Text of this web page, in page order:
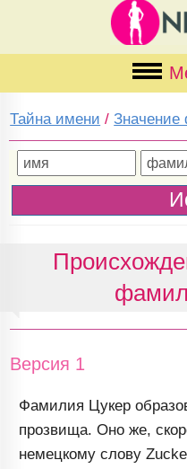
Тайна имени /
Версия 1
Фамилия Цукер
прозвища. Оно же,
немецкому слову